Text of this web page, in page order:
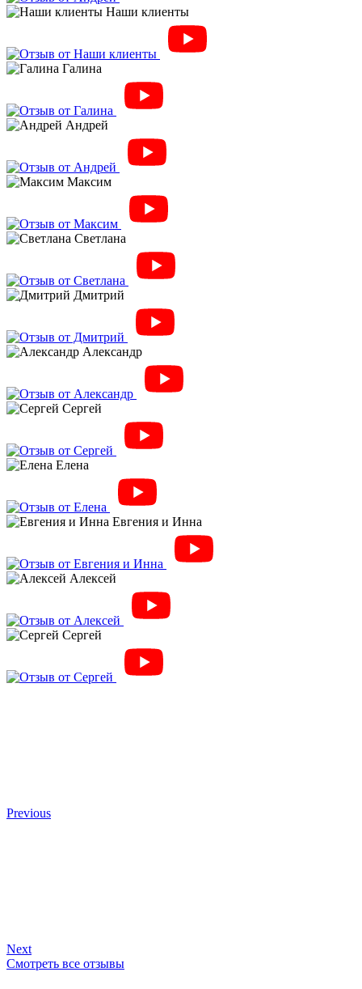
Наши клиенты
Галина
Андрей
Максим
Светлана
Дмитрий
Александр
Сергей
Елена
Евгения и Инна
Алексей
Сергей
Previous
Next
Смотреть все отзывы